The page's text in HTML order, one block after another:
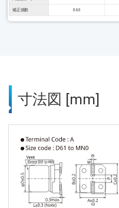
補正係数 0.60
寸法図 [mm]